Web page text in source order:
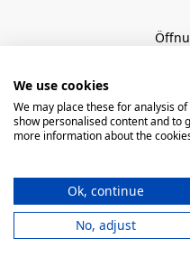
© 2026
Impressum
We use cookies
We may place these for analysis
show personalised content and to
more information about the
Ok, continue
No, adjust